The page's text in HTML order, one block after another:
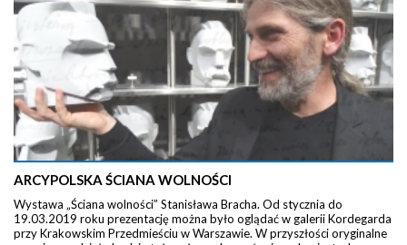
ARCYPOLSKA ŚCIANA WOLNOŚCI
Wystawa „Ściana wolności” Stanisława Bracha. Od stycznia do
19.03.2019 roku prezentację można było oglądać w galerii Kordegarda
przy Krakowskim Przedmieściu w Warszawie. W przyszłości oryginalne